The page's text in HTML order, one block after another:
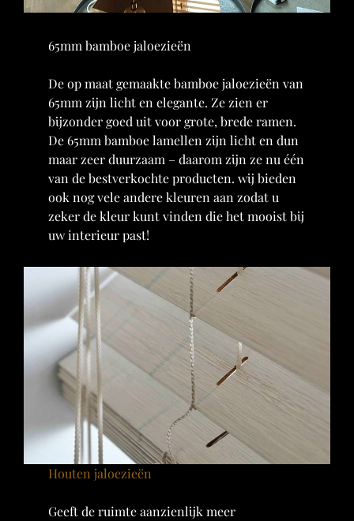
65mm bamboe jaloezieën
De op maat gemaakte bamboe jaloezieën van
65mm zijn licht en elegante. Ze zien er
bijzonder goed uit voor grote, brede ramen.
De 65mm bamboe lamellen zijn licht en dun
maar zeer duurzaam – daarom zijn ze nu één
van de bestverkochte producten. wij bieden
ook nog vele andere kleuren aan zodat u
zeker de kleur kunt vinden die het mooist bij
uw interieur past!
Houten jaloezieën
Geeft de ruimte aanzienlijk meer